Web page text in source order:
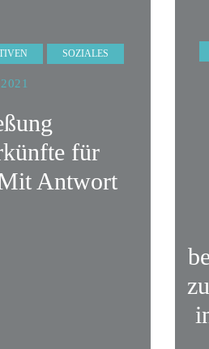
SOZIALES
für
Antwort